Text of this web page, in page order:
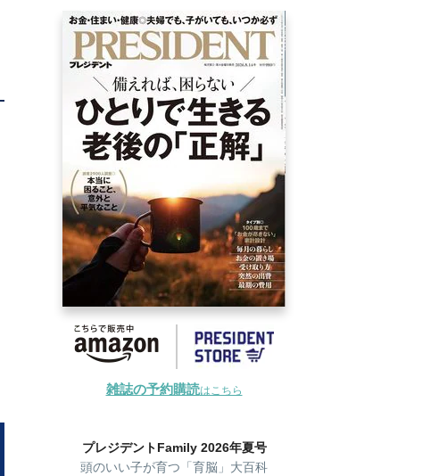
雑誌の予約購読はこちら
プレジデントFamily 2026年夏号
頭のいい子が育つ「育脳」大百科